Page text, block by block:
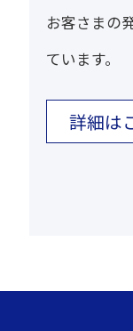
お客さまの
ています。
詳細は